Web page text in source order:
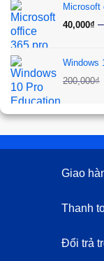
Microsoft
40,000₫ –
Windows
200,000₫
Giao
Thanh
Đổi trả